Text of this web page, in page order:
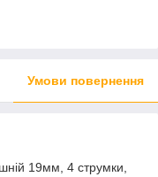
Умови повернення
19мм, 4 струмки,